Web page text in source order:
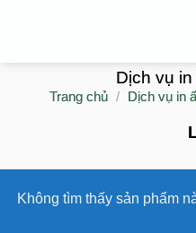
Dịch vụ
Trang chủ / Dịch vụ in
Không tìm thấy sản phẩm